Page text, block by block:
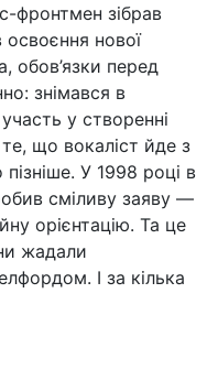
фронтмен зібрав
нової
обов’язки перед
знімався в
у створенні
що вокаліст йде з
У 1998 році в
сміливу заяву —
орієнтацію. Та це
жадали
І за кілька